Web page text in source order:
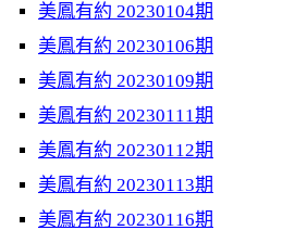
美鳳有約 20230104期
美鳳有約 20230106期
美鳳有約 20230109期
美鳳有約 20230111期
美鳳有約 20230112期
美鳳有約 20230113期
美鳳有約 20230116期